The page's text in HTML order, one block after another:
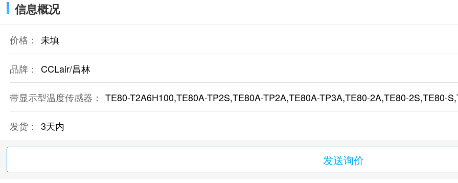
信息概况
价格： 未填
品牌： CCLair/昌林
带显示型温度传感器： TE80-T2A6H100,TE80A-TP2S,TE80A-TP2A,TE80A-TP3A,TE80-2A,TE80-2S,TE80-
发货： 3天内
发送询价